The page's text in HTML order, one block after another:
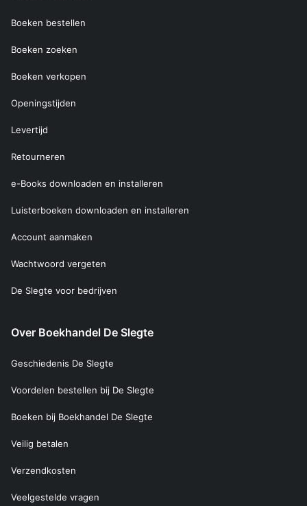
Boeken bestellen
Boeken zoeken
Boeken verkopen
Openingstijden
Levertijd
Retourneren
e-Books downloaden en installeren
Luisterboeken downloaden en installeren
Account aanmaken
Wachtwoord vergeten
De Slegte voor bedrijven
Over Boekhandel De Slegte
Geschiedenis De Slegte
Voordelen bestellen bij De Slegte
Boeken bij Boekhandel De Slegte
Veilig betalen
Verzendkosten
Veelgestelde vragen